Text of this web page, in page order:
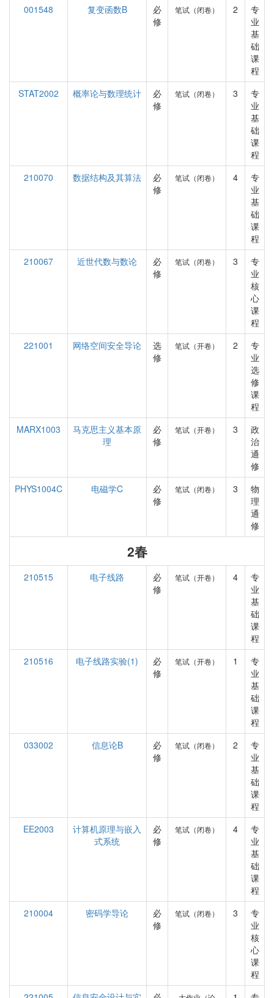
001548 复变函数B
必
修
笔试（闭卷） 2
专
业
基
础
课
程
STAT2002
概率论与数理统计
必
修
笔试（闭卷） 3
专
业
基
础
课
程
210070
数据结构及其算法
必
修
笔试（闭卷） 4
专
业
基
础
课
程
210067
近世代数与数论
必
修
笔试（闭卷） 3
专
业
核
心
课
程
221001
网络空间安全导论
选
修
笔试（开卷） 2
专
业
选
修
课
程
MARX1003
马克思主义基本原
理
必
修
笔试（开卷） 3
政
治
通
修
PHYS1004C
电磁学C
必
修
笔试（闭卷） 3
物
理
通
修
2春
210515 电子线路
必
修
笔试（开卷） 4
专
业
基
础
课
程
210516
电子线路实验(1)
必
修
笔试（开卷） 1
专
业
基
础
课
程
033002
信息论B
必
修
笔试（闭卷） 2
专
业
基
础
课
程
EE2003
计算机原理与嵌入
式系统
必
修
笔试（闭卷） 4
专
业
基
础
课
程
210004
密码学导论
必
修
笔试（闭卷） 3
专
业
核
心
课
程